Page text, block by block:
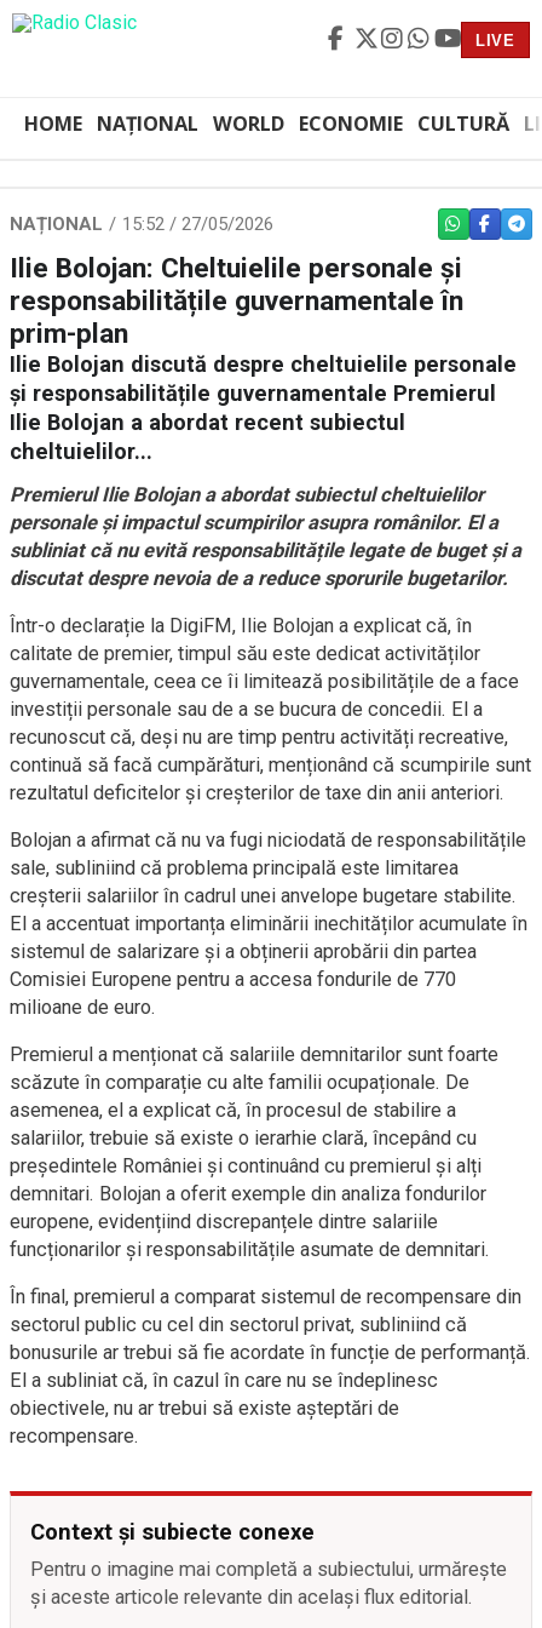
LIVE
HOME NAȚIONAL WORLD ECONOMIE CULTURĂ
NAȚIONAL 15:52 / 27/05/2026 WHATSAPP
Ilie Bolojan: Cheltuielile personale și
responsabilitățile guvernamentale în
prim-plan
Ilie Bolojan discută despre cheltuielile personale
și responsabilitățile guvernamentale Premierul
Ilie Bolojan a abordat recent subiectul
cheltuielilor...
Premierul Ilie Bolojan a abordat subiectul cheltuielilor
personale și impactul scumpirilor asupra românilor. El a
subliniat că nu evită responsabilitățile legate de buget și a
discutat despre nevoia de a reduce sporurile bugetarilor.
Într-o declarație la DigiFM, Ilie Bolojan a explicat că, în
calitate de premier, timpul său este dedicat activităților
guvernamentale, ceea ce îi limitează posibilitățile de a face
investiții personale sau de a se bucura de concedii. El a
recunoscut că, deși nu are timp pentru activități recreative,
continuă să facă cumpărături, menționând că scumpirile sunt
rezultatul deficitelor și creșterilor de taxe din anii anteriori.
Bolojan a afirmat că nu va fugi niciodată de responsabilitățile
sale, subliniind că problema principală este limitarea
creșterii salariilor în cadrul unei anvelope bugetare stabilite.
El a accentuat importanța eliminării inechităților acumulate în
sistemul de salarizare și a obținerii aprobării din partea
Comisiei Europene pentru a accesa fondurile de 770
milioane de euro.
Premierul a menționat că salariile demnitarilor sunt foarte
scăzute în comparație cu alte familii ocupaționale. De
asemenea, el a explicat că, în procesul de stabilire a
salariilor, trebuie să existe o ierarhie clară, începând cu
președintele României și continuând cu premierul și alți
demnitari. Bolojan a oferit exemple din analiza fondurilor
europene, evidențiind discrepanțele dintre salariile
funcționarilor și responsabilitățile asumate de demnitari.
În final, premierul a comparat sistemul de recompensare din
sectorul public cu cel din sectorul privat, subliniind că
bonusurile ar trebui să fie acordate în funcție de performanță.
El a subliniat că, în cazul în care nu se îndeplinesc
obiectivele, nu ar trebui să existe așteptări de
recompensare.
Context și subiecte conexe
Pentru o imagine mai completă a subiectului, urmărește
și aceste articole relevante din același flux editorial.